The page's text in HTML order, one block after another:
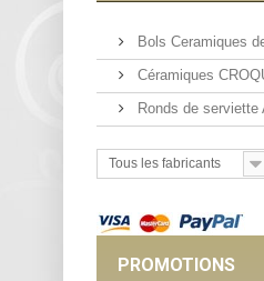
Bols Ceramiques
Céramiques
Ronds de serviette
Tous les fabricants
PROMOTIONS